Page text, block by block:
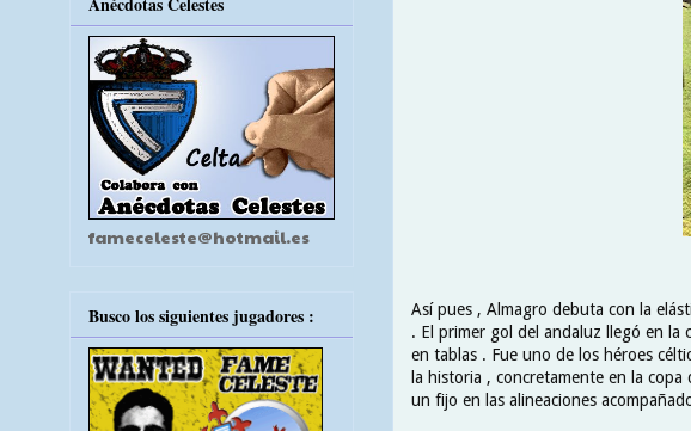
Así pues , Almagro debuta con la
. El primer gol del andaluz llegó en
en tablas . Fue uno de los héroes
la historia , concretamente en la
un fijo en las alineaciones
fameceleste@hotmail.es
Busco los siguientes jugadores :